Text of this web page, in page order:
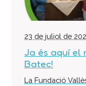
23 de juliol de
Ja és aquí el
Batec!
La Fundació